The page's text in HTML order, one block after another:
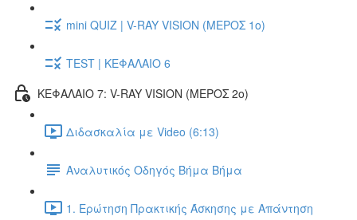
mini QUIZ | V-RAY VISION (ΜΕΡΟΣ 1ο)
TEST | ΚΕΦΑΛΑΙΟ 6
ΚΕΦΑΛΑΙΟ 7: V-RAY VISION (ΜΕΡΟΣ 2ο)
Διδασκαλία με Video (6:13)
Αναλυτικός Οδηγός Βήμα Βήμα
1. Ερώτηση Πρακτικής Άσκησης με Απάντηση